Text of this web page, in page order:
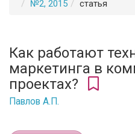
№2, 2015
статья
Как работают
маркетинга в
проектах?
Павлов А.П.